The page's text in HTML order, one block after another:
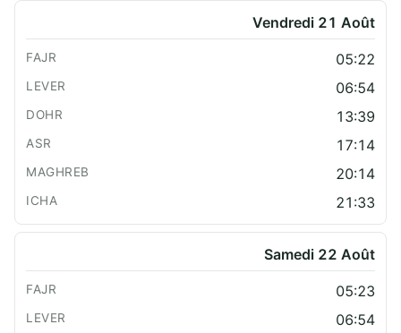
Vendredi 21 Août
05:22
06:54
13:39
17:14
20:14
21:33
Samedi 22 Août
05:23
06:54